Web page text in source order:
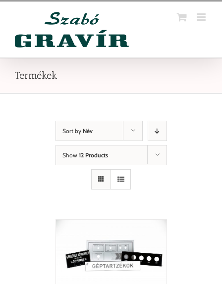
Kihagyás
Termékek
Sort by Név
Show 12 Products